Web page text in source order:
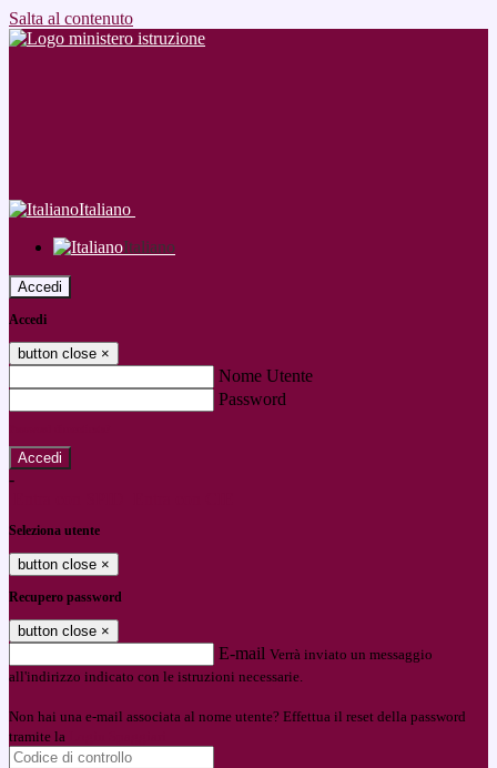
Salta al contenuto
Italiano
Italiano
Accedi
Accedi
button close ×
Nome Utente
Password
-
Seleziona utente
button close ×
Recupero password
button close ×
E-mail Verrà inviato un messaggio
all'indirizzo indicato con le istruzioni necessarie.
Non hai una e-mail associata al nome utente? Effettua il reset della password
tramite la